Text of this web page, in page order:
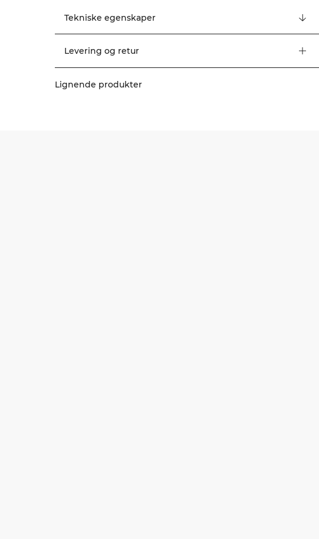
er svært elastisk med fukttransporterende egenskaper og laserskåret
perforering som gir lufting. En glidelåslomme på baksiden holder tingene dine
trygge. Tettsittende passform og høy hals. 86% resirkulert nylon, 14% elastan
Tekniske egenskaper
Levering og retur
Lignende produkter